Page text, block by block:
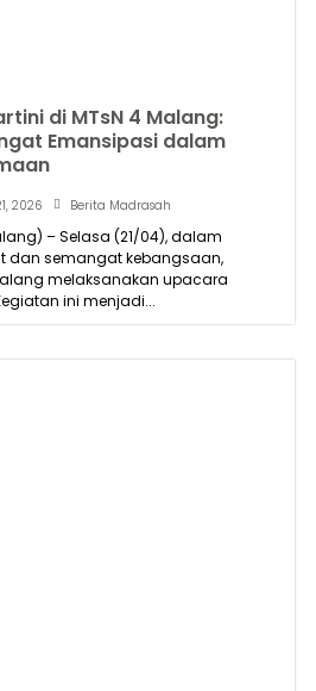
di MTsN 4 Malang:
Emansipasi dalam
2026 Berita Madrasah
– Selasa (21/04), dalam
dan semangat kebangsaan,
melaksanakan upacara
ini menjadi...